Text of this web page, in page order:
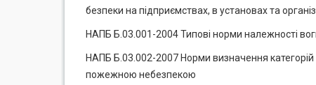
безпеки на підприємствах, в установах та
НАПБ Б.03.001-2004 Типові норми належності
НАПБ Б.03.002-2007 Норми визначення
пожежною небезпекою